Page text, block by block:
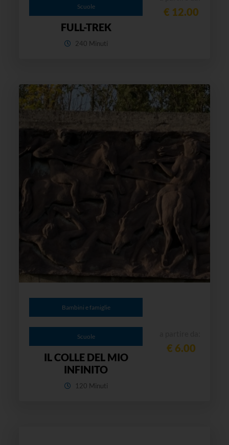
Scuole
FULL-TREK
240 Minuti
€ 12.00
Bambini e famiglie
Scuole
IL COLLE DEL MIO
INFINITO
120 Minuti
€ 6.00